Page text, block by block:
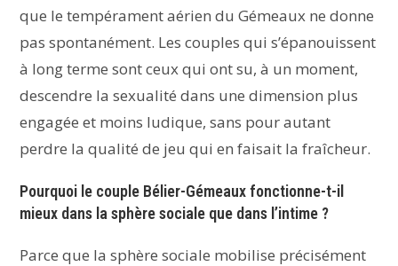
que le tempérament aérien du Gémeaux ne donne
pas spontanément. Les couples qui s’épanouissent
à long terme sont ceux qui ont su, à un moment,
descendre la sexualité dans une dimension plus
engagée et moins ludique, sans pour autant
perdre la qualité de jeu qui en faisait la fraîcheur.
Pourquoi le couple Bélier-Gémeaux fonctionne-t-il
mieux dans la sphère sociale que dans l’intime ?
Parce que la sphère sociale mobilise précisément